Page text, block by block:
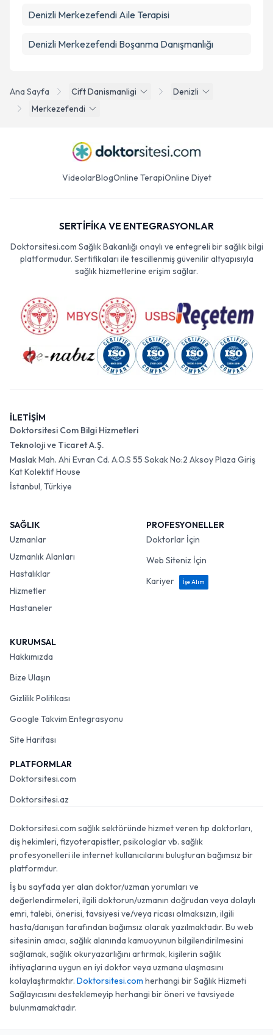
Ana Sayfa Cift Danismanligi
Denizli
Merkezefendi
Denizli Merkezefendi Aile Terapisi
Denizli Merkezefendi Boşanma Danışmanlığı
VideolarBlogOnline TerapiOnline Diyet
SERTİFİKA VE ENTEGRASYONLAR
Doktorsitesi.com Sağlık Bakanlığı onaylı ve entegreli bir sağlık bilgi
platformudur. Sertifikaları ile tescillenmiş güvenilir altyapısıyla
sağlık hizmetlerine erişim sağlar.
İLETİŞİM
Doktorsitesi Com Bilgi Hizmetleri
Teknoloji ve Ticaret A.Ş.
Maslak Mah. Ahi Evran Cd. A.O.S 55 Sokak No:2 Aksoy Plaza Giriş
Kat Kolektif House
İstanbul, Türkiye
SAĞLIK
Uzmanlar
Uzmanlık Alanları
Hastalıklar
Hizmetler
Hastaneler
PROFESYONELLER
Doktorlar İçin
Web Siteniz İçin
Kariyer
İşe Alım
KURUMSAL
Hakkımızda
Bize Ulaşın
Gizlilik Politikası
Google Takvim Entegrasyonu
Site Haritası
PLATFORMLAR
Doktorsitesi.com
Doktorsitesi.az
Doktorsitesi.com sağlık sektöründe hizmet veren tıp doktorları,
diş hekimleri, fizyoterapistler, psikologlar vb. sağlık
profesyonelleri ile internet kullanıcılarını buluşturan bağımsız bir
platformdur.
İş bu sayfada yer alan doktor/uzman yorumları ve
değerlendirmeleri, ilgili doktorun/uzmanın doğrudan veya dolaylı
emri, talebi, önerisi, tavsiyesi ve/veya ricası olmaksızın, ilgili
hasta/danışan tarafından bağımsız olarak yazılmaktadır. Bu web
sitesinin amacı, sağlık alanında kamuoyunun bilgilendirilmesini
sağlamak, sağlık okuryazarlığını artırmak, kişilerin sağlık
ihtiyaçlarına uygun en iyi doktor veya uzmana ulaşmasını
kolaylaştırmaktır. Doktorsitesi.com herhangi bir Sağlık Hizmeti
Sağlayıcısını desteklemeyip herhangi bir öneri ve tavsiyede
bulunmamaktadır.